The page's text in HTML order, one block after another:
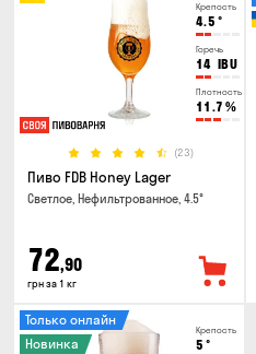
Крепость
4.5 °
Горечь
14 IBU
Плотность
11.7 %
(23)
Пиво FDB Honey Lager
Светлое, Нефильтрованное, 4.5°
72,90
грн за 1 кг
Крепость
5 °
Только онлайн
Новинка